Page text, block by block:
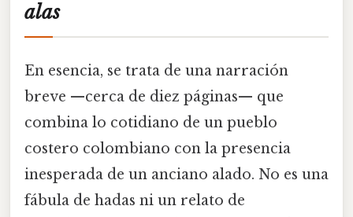
alas
En esencia, se trata de una narración
breve —cerca de diez páginas— que
combina lo cotidiano de un pueblo
costero colombiano con la presencia
inesperada de un anciano alado. No es una
fábula de hadas ni un relato de